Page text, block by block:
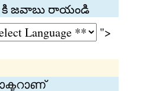
కి జవాబు రాయండి
">